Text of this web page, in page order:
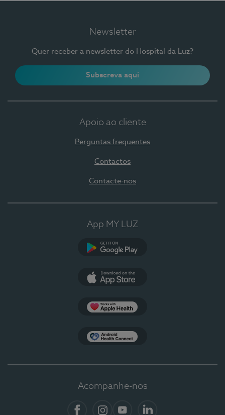
Newsletter
Quer receber a newsletter do Hospital da Luz?
Subscreva aqui
Apoio ao cliente
Perguntas frequentes
Contactos
Contacte-nos
App MY LUZ
Acompanhe-nos